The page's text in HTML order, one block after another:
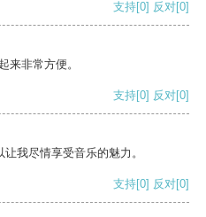
支持[0] 反对[0]
来非常方便。
支持[0] 反对[0]
我尽情享受音乐的魅力。
支持[0] 反对[0]